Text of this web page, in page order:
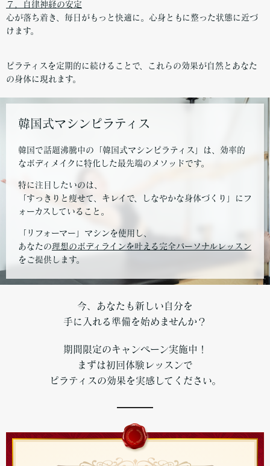
７，自律神経の安定
心が落ち着き、毎日がもっと快適に。心身ともに整った状態に近づ
けます。
ピラティスを定期的に続けることで、これらの効果が自然とあなた
の身体に現れます。
韓国式マシンピラティス
韓国で話題沸騰中の「韓国式マシンピラティス」は、効率的
なボディメイクに特化した最先端のメソッドです。
特に注目したいのは、
「すっきりと痩せて、キレイで、しなやかな身体づくり」にフ
ォーカスしていること。
「リフォーマー」マシンを使用し、
あなたの理想のボディラインを叶える完全パーソナルレッスン
をご提供します。
今、あなたも新しい自分を
手に入れる準備を始めませんか？
期間限定のキャンペーン実施中！
まずは初回体験レッスンで
ピラティスの効果を実感してください。